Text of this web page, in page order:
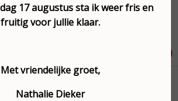
& kin tijdens
17 augustus sta ik weer fris en
fruitig voor jullie klaar.
Met vriendelijke groet,
Nathalie Dieker